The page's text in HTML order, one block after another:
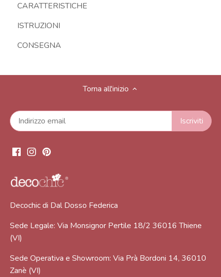
CARATTERISTICHE
ISTRUZIONI
CONSEGNA
Torna all'inizio
Decochic di Dal Dosso Federica
Sede Legale: Via Monsignor Pertile 18/2 36016 Thiene
(VI)
Sede Operativa e Showroom: Via Prà Bordoni 14, 36010
Zanè (VI)